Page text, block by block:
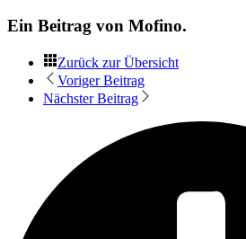
Ein Beitrag von Mofino.
Zurück zur Übersicht
Voriger Beitrag
Nächster Beitrag